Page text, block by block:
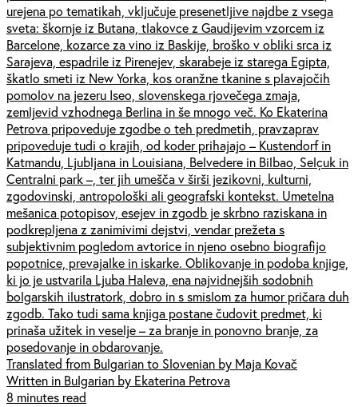
urejena po tematikah, vključuje presenetljive najdbe z vsega
sveta: škornje iz Butana, tlakovce z Gaudijevim vzorcem iz
Barcelone, kozarce za vino iz Baskije, broško v obliki srca iz
Sarajeva, espadrile iz Pirenejev, skarabeje iz starega Egipta,
škatlo smeti iz New Yorka, kos oranžne tkanine s plavajočih
pomolov na jezeru Iseo, slovenskega rjovečega zmaja,
zemljevid vzhodnega Berlina in še mnogo več. Ko Ekaterina
Petrova pripoveduje zgodbe o teh predmetih, pravzaprav
pripoveduje tudi o krajih, od koder prihajajo – Kustendorf in
Katmandu, Ljubljana in Louisiana, Belvedere in Bilbao, Selçuk in
Centralni park –, ter jih umešča v širši jezikovni, kulturni,
zgodovinski, antropološki ali geografski kontekst. Umetelna
mešanica potopisov, esejev in zgodb je skrbno raziskana in
podkrepljena z zanimivimi dejstvi, vendar prežeta s
subjektivnim pogledom avtorice in njeno osebno biografijo
popotnice, prevajalke in iskarke. Oblikovanje in podoba knjige,
ki jo je ustvarila Ljuba Haleva, ena najvidnejših sodobnih
bolgarskih ilustratork, dobro in s smislom za humor pričara duh
zgodb. Tako tudi sama knjiga postane čudovit predmet, ki
prinaša užitek in veselje – za branje in ponovno branje, za
posedovanje in obdarovanje.
Translated from Bulgarian to Slovenian by Maja Kovač
Written in Bulgarian by Ekaterina Petrova
8 minutes read